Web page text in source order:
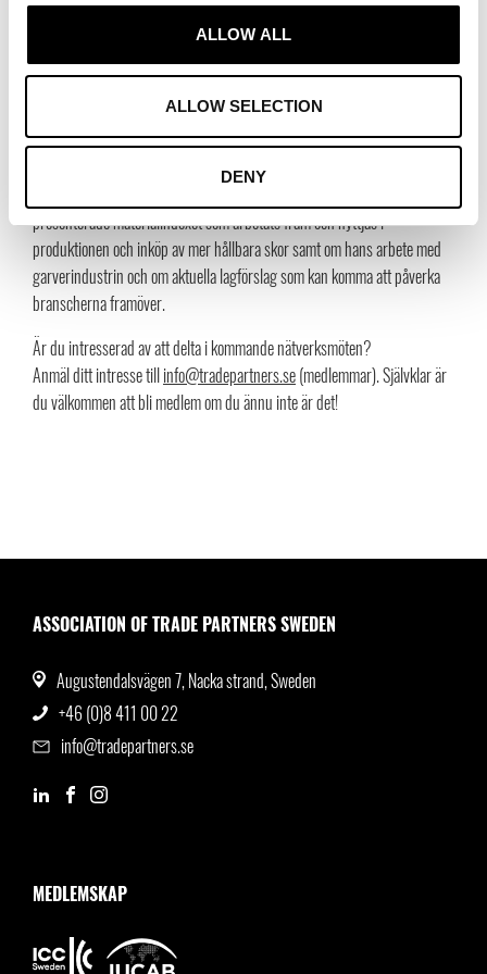
ALLOW ALL
ALLOW SELECTION
DENY
Susanne Nejderås är textilstrateg på Textilhögskolan i Borås och
engagerad i Textile & Fashion 2030, en nationell plattform för hållbart
mode och hållbara textilier. Susanne delade med sig av arbetet inom
plattformen och vilka verktyg de erbjuder i omställningen mot en mer
När sko- och väskbranschernas möte hölls var det Stefan Rydin, Swedish
presenterade materialindexet som arbetats fram och nyttjas i
produktionen och inköp av mer hållbara skor samt om hans arbete med
garverindustrin och om aktuella lagförslag som kan komma att påverka
branscherna framöver.
Är du intresserad av att delta i kommande nätverksmöten?
Anmäl ditt intresse tillinfo@tradepartners.se(medlemmar). Självklar är
du välkommen att bli medlem om du ännu inte är det!
ASSOCIATION OF TRADE PARTNERS SWEDEN
Augustendalsvägen 7, Nacka strand, Sweden
+46 (0)8 411 00 22
info@tradepartners.se
MEDLEMSKAP